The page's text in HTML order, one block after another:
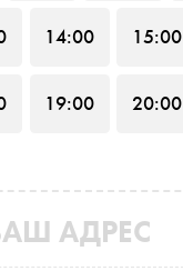
14:00 15:00
19:00 20:00
АДРЕС